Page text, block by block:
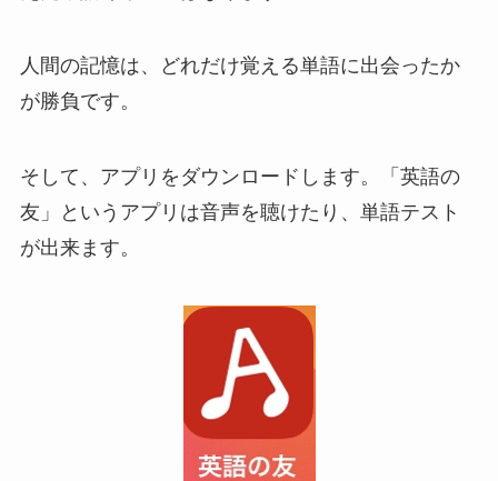
人間の記憶は、どれだけ覚える単語に出会ったか
が勝負です。
そして、アプリをダウンロードします。「英語の
友」というアプリは音声を聴けたり、単語テスト
が出来ます。